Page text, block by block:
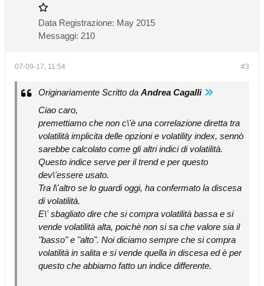
Data Registrazione: May 2015
Messaggi: 210
#3
07-09-17, 11:54
Originariamente Scritto da Andrea Cagalli
Ciao caro,
premettiamo che non c\'è una correlazione diretta tra
volatilità implicita delle opzioni e volatility index, sennò
sarebbe calcolato come gli altri indici di volatilità.
Questo indice serve per il trend e per questo
dev\'essere usato.
Tra l\'altro se lo guardi oggi, ha confermato la discesa
di volatilità.
E\' sbagliato dire che si compra volatilità bassa e si
vende volatilità alta, poichè non si sa che valore sia il
"basso" e "alto". Noi diciamo sempre che si compra
volatilità in salita e si vende quella in discesa ed è per
questo che abbiamo fatto un indice differente.